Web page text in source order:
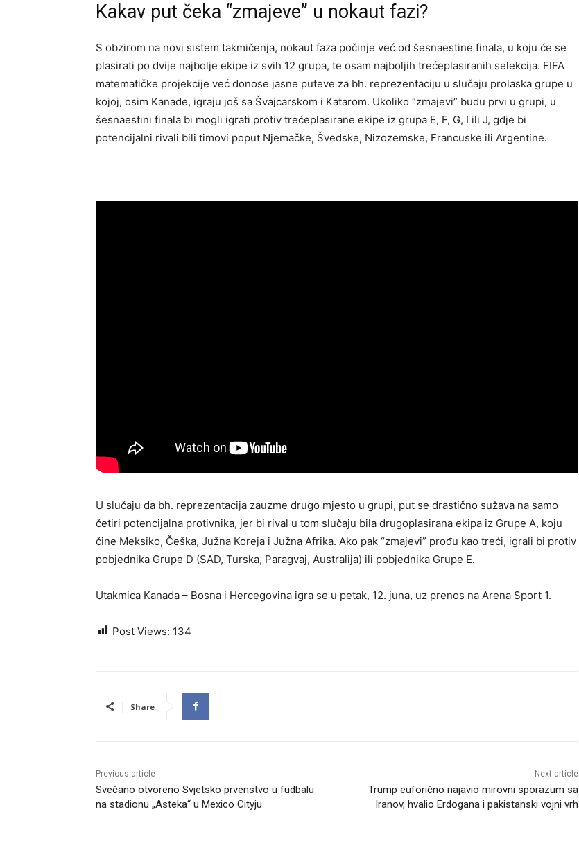
Kakav put čeka “zmajeve” u nokaut fazi?
S obzirom na novi sistem takmičenja, nokaut faza počinje već od šesnaestine finala, u koju će se
plasirati po dvije najbolje ekipe iz svih 12 grupa, te osam najboljih trećeplasiranih selekcija. FIFA
matematičke projekcije već donose jasne puteve za bh. reprezentaciju u slučaju prolaska grupe u
kojoj, osim Kanade, igraju još sa Švajcarskom i Katarom. Ukoliko “zmajevi” budu prvi u grupi, u
šesnaestini finala bi mogli igrati protiv trećeplasirane ekipe iz grupa E, F, G, I ili J, gdje bi
potencijalni rivali bili timovi poput Njemačke, Švedske, Nizozemske, Francuske ili Argentine.
U slučaju da bh. reprezentacija zauzme drugo mjesto u grupi, put se drastično sužava na samo
četiri potencijalna protivnika, jer bi rival u tom slučaju bila drugoplasirana ekipa iz Grupe A, koju
čine Meksiko, Češka, Južna Koreja i Južna Afrika. Ako pak “zmajevi” prođu kao treći, igrali bi protiv
pobjednika Grupe D (SAD, Turska, Paragvaj, Australija) ili pobjednika Grupe E.
Utakmica Kanada – Bosna i Hercegovina igra se u petak, 12. juna, uz prenos na Arena Sport 1.
Post Views: 134
Share
Previous article
Svečano otvoreno Svjetsko prvenstvo u fudbalu
na stadionu „Asteka“ u Mexico Cityju
Next article
Trump euforično najavio mirovni sporazum sa
Iranov, hvalio Erdogana i pakistanski vojni vrh